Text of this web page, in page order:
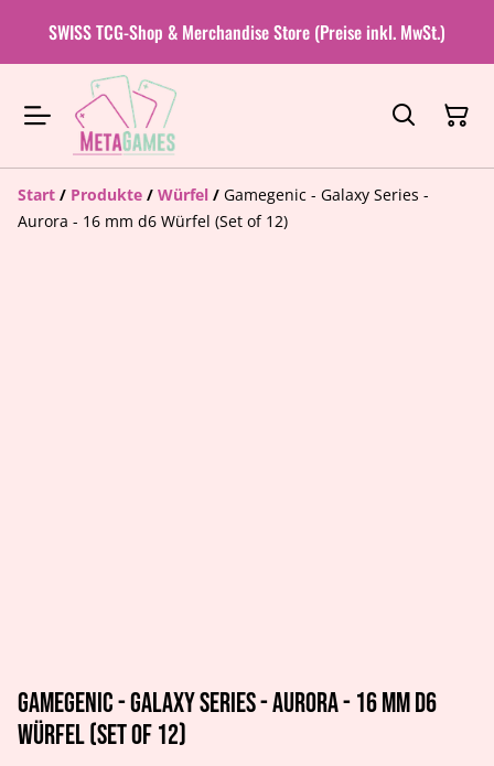
SWISS TCG-Shop & Merchandise Store (Preise inkl. MwSt.)
Start / Produkte / Würfel / Gamegenic - Galaxy Series -
Aurora - 16 mm d6 Würfel (Set of 12)
Gamegenic - Galaxy Series - Aurora - 16 mm d6
Würfel (Set of 12)